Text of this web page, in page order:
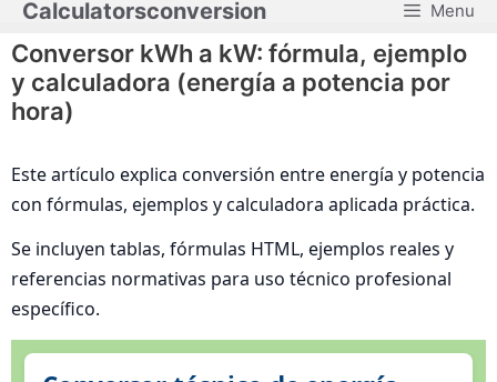
Saltar
contenido
Calculatorsconversion Menu
Conversor kWh a kW: fórmula, ejemplo
y calculadora (energía a potencia por
hora)
Este artículo explica conversión entre energía y potencia
con fórmulas, ejemplos y calculadora aplicada práctica.
Se incluyen tablas, fórmulas HTML, ejemplos reales y
referencias normativas para uso técnico profesional
específico.